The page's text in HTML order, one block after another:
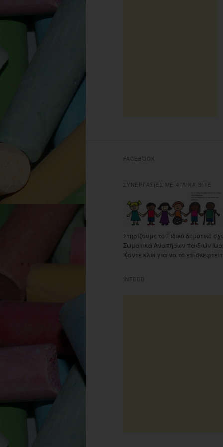
FACEBOOK
ΣΥΝΕΡΓΑΣΙΕΣ ΜΕ ΦΙΛΙΚΑ SITE
Στηρίζουμε το Ειδικό δημοτικό
Σωματικά Αναπήρων παιδιών
Κάντε κλικ για να το
INFEED